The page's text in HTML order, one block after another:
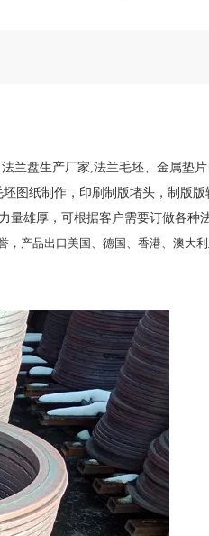
兰盘生产厂家,法兰毛坯、金属垫
图纸制作，印刷制版堵头，制版
量雄厚，可根据客户需要订做各种
产品出口美国、德国、香港、澳大